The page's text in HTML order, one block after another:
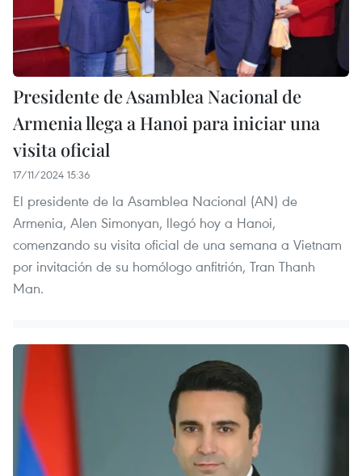
Presidente de Asamblea Nacional de
Armenia llega a Hanoi para iniciar una
visita oficial
17/11/2024 15:36
El presidente de la Asamblea Nacional (AN) de
Armenia, Alen Simonyan, llegó hoy a Hanoi,
comenzando su visita oficial de una semana a Vietnam
por invitación de su homólogo anfitrión, Tran Thanh
Man.